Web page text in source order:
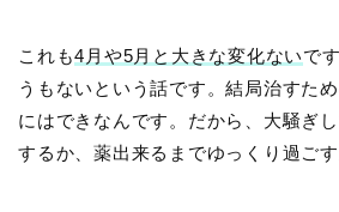
これも4月や5月と大きな変化ないで
うもないという話です。結局治すた
にはできなんです。だから、大騒ぎ
するか、薬出来るまでゆっくり過ごす